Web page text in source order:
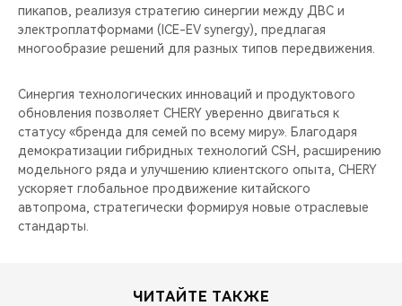
пикапов, реализуя стратегию синергии между ДВС и
электроплатформами (ICE-EV synergy), предлагая
многообразие решений для разных типов передвижения.
Синергия технологических инноваций и продуктового
обновления позволяет CHERY уверенно двигаться к
статусу «бренда для семей по всему миру». Благодаря
демократизации гибридных технологий CSH, расширению
модельного ряда и улучшению клиентского опыта, CHERY
ускоряет глобальное продвижение китайского
автопрома, стратегически формируя новые отраслевые
стандарты.
ЧИТАЙТЕ ТАКЖЕ